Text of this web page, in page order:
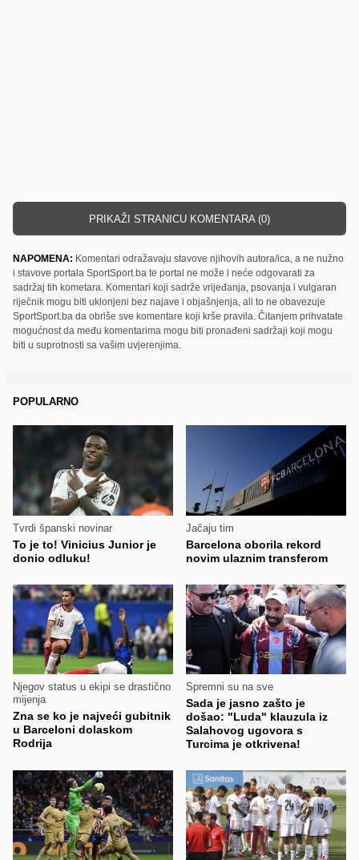
PRIKAŽI STRANICU KOMENTARA (0)
NAPOMENA: Komentari odražavaju stavove njihovih autora/ica, a ne nužno
i stavove portala SportSport.ba te portal ne može i neće odgovarati za
sadržaj tih kometara. Komentari koji sadrže vrijeđanja, psovanja i vulgaran
riječnik mogu biti uklonjeni bez najave i objašnjenja, ali to ne obavezuje
SportSport.ba da obriše sve komentare koji krše pravila. Čitanjem prihvatate
mogućnost da među komentarima mogu biti pronađeni sadržaji koji mogu
biti u suprotnosti sa vašim uvjerenjima.
POPULARNO
Tvrdi španski novinar
To je to! Vinicius Junior je
donio odluku!
Jačaju tim
Barcelona oborila rekord
novim ulaznim transferom
Njegov status u ekipi se drastično
mijenja
Zna se ko je najveći gubitnik
u Barceloni dolaskom
Rodrija
Spremni su na sve
Sada je jasno zašto je
došao: "Luda" klauzula iz
Salahovog ugovora s
Turcima je otkrivena!